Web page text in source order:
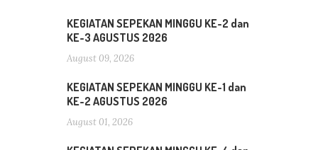
KEGIATAN SEPEKAN MINGGU KE-2 dan
KE-3 AGUSTUS 2026
August 09, 2026
KEGIATAN SEPEKAN MINGGU KE-1 dan
KE-2 AGUSTUS 2026
August 01, 2026